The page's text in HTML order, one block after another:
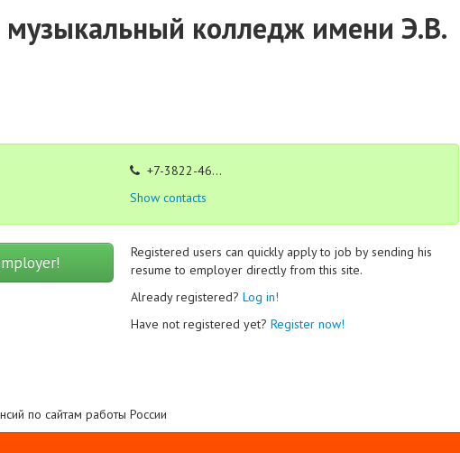
колледж имени Э.В.
+7-3822-46...
Show contacts
Registered users can quickly apply to job by sending his
resume to employer directly from this site.
Already registered? Log in!
Have not registered yet? Register now!
по сайтам работы России